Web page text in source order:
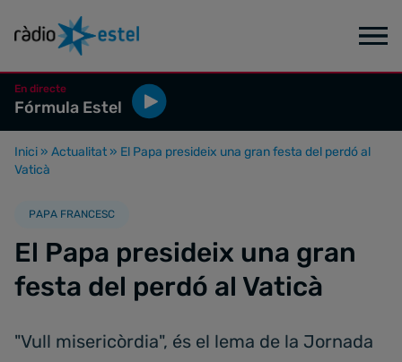
En directe
Fórmula Estel
Inici » Actualitat » El Papa presideix una gran festa del perdó al
Vaticà
PAPA FRANCESC
El Papa presideix una gran
festa del perdó al Vaticà
"Vull misericòrdia", és el lema de la Jornada